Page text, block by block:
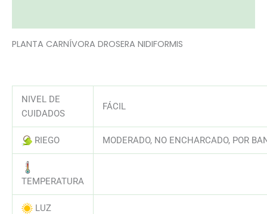
PLANTA CARNÍVORA DROSERA NIDIFORMIS
NIVEL DE
CUIDADOS
FÁCIL
RIEGO MODERADO, NO ENCHARCADO, POR
TEMPERATURA
LUZ